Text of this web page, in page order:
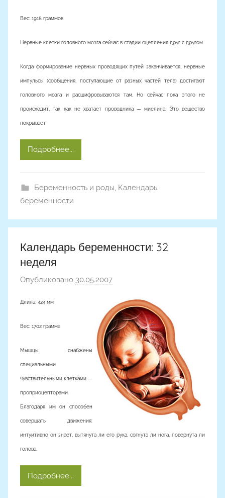
Вес: 1918 граммов
Нервные клетки головного мозга сейчас в стадии сцепления друг с другом.
Когда формирование нервных проводящих путей заканчивается, нервные
импульсы (сообщения, поступающие от разных частей тела) достигают
головного мозга и расшифровываются там. Но сейчас пока этого не
происходит, так как не хватает проводника — миелина. Это вещество
покрывает
Подробнее...
Беременность и роды Календарь
беременности
Календарь беременности: 32
неделя
Опубликовано 30.05.2007
т
о
р
о
м
Длина: 424 мм
Вес: 1702 грамма
Мышцы снабжены
специальными
чувствительными клетками —
проприоцепторами.
Благодаря им он способен
совершать движения:
интуитивно он знает, вытянута ли его рука, согнута ли нога, повернута ли
голова.
Подробнее...